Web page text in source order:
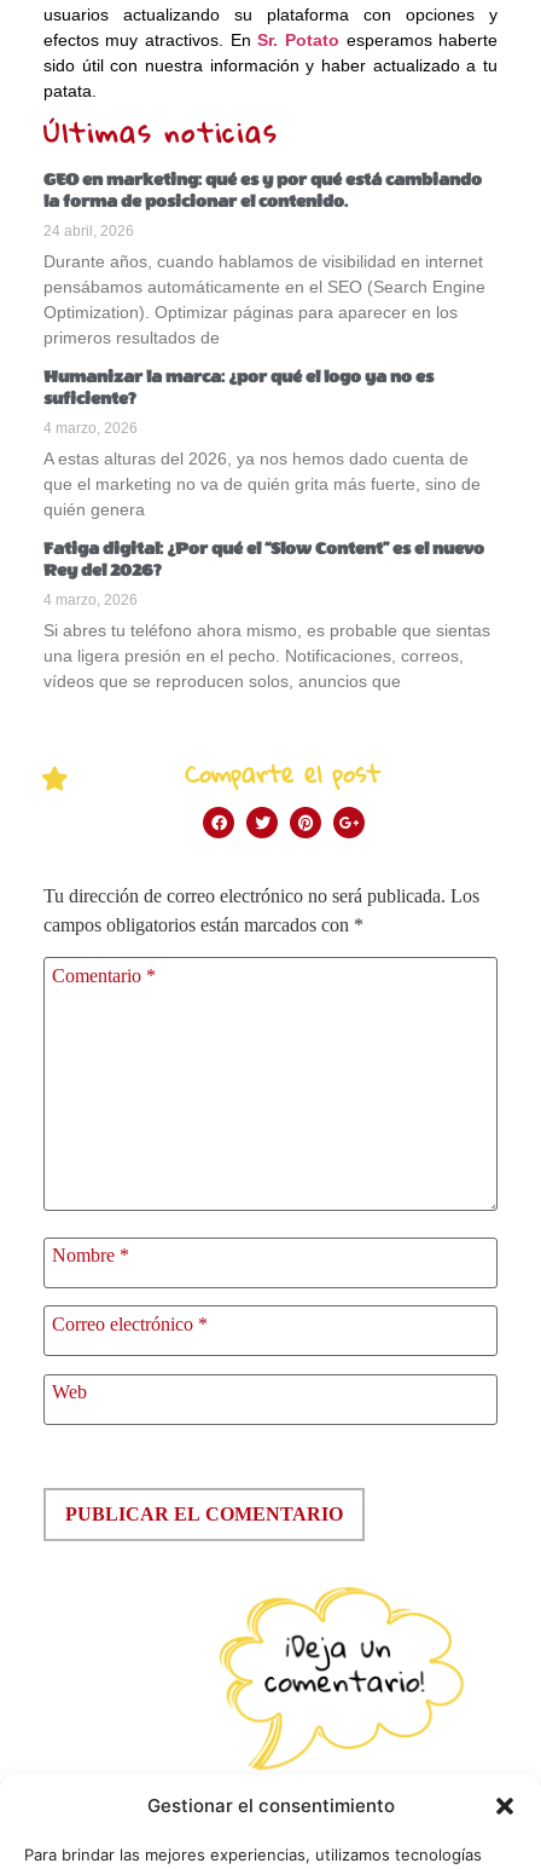
Gestionar el consentimiento
Para brindar las mejores experiencias, utilizamos tecnologías
usuarios actualizando su plataforma con opciones y
efectos muy atractivos. EnSr. Potato esperamos haberte
sido útil con nuestra información y haber actualizado a tu
patata.
Últimas noticias
GEO en marketing: qué es y por qué está cambiando
la forma de posicionar el contenido.
24 abril, 2026
Durante años, cuando hablamos de visibilidad en internet
pensábamos automáticamente en el SEO (Search Engine
Optimization). Optimizar páginas para aparecer en los
primeros resultados de
Humanizar la marca: ¿por qué el logo ya no es
suficiente?
4 marzo, 2026
A estas alturas del 2026, ya nos hemos dado cuenta de
que el marketing no va de quién grita más fuerte, sino de
quién genera
Fatiga digital: ¿Por qué el “Slow Content” es el nuevo
Rey del 2026?
4 marzo, 2026
Si abres tu teléfono ahora mismo, es probable que sientas
una ligera presión en el pecho. Notificaciones, correos,
vídeos que se reproducen solos, anuncios que
Comparte el post
Tu dirección de correo electrónico no será publicada. Los
campos obligatorios están marcados con *
Comentario *
Nombre *
Correo electrónico *
Web